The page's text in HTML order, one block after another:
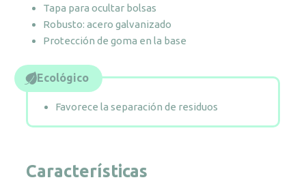
compartimentos
cantidad
Tapa para ocultar bolsas
Robusto: acero galvanizado
Protección de goma en la base
Ecológico
Favorece la separación de residuos
Características